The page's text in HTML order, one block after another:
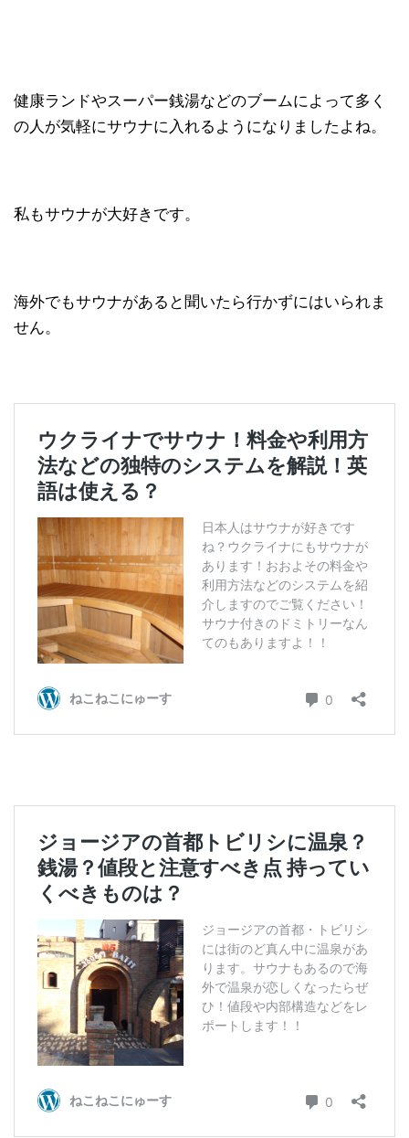
健康ランドやスーパー銭湯などのブームによって多く
の人が気軽にサウナに入れるようになりましたよね。
私もサウナが大好きです。
海外でもサウナがあると聞いたら行かずにはいられま
せん。